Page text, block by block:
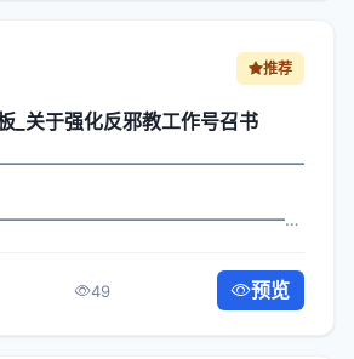
推荐
_关于强化反邪教工作号召书
实习近平总书记关于关...
49 预览